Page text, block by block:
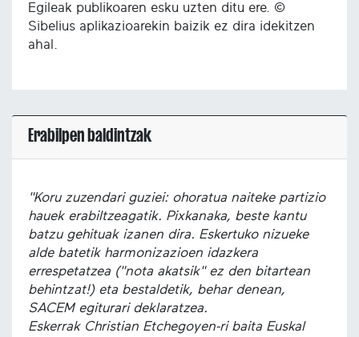
Egileak publikoaren esku uzten ditu ere. ©
Sibelius aplikazioarekin baizik ez dira idekitzen
ahal.
Erabilpen baldintzak
"Koru zuzendari guziei: ohoratua naiteke partizio
hauek erabiltzeagatik. Pixkanaka, beste kantu
batzu gehituak izanen dira. Eskertuko nizueke
alde batetik harmonizazioen idazkera
errespetatzea ("nota akatsik" ez den bitartean
behintzat!) eta bestaldetik, behar denean,
SACEM egiturari deklaratzea.
Eskerrak Christian Etchegoyen-ri baita Euskal